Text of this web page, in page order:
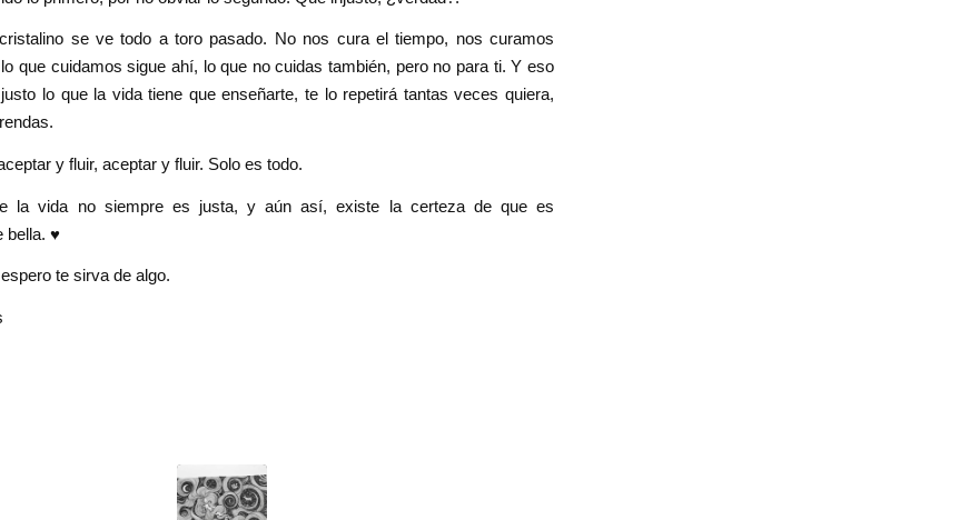
se ve todo a toro pasado. No nos cura el tiempo, nos curamos
que cuidamos sigue ahí, lo que no cuidas también, pero no para ti. Y eso
lo que la vida tiene que enseñarte, te lo repetirá tantas veces quiera,
y fluir, aceptar y fluir. Solo es todo.
la vida no siempre es justa, y aún así, existe la certeza de que es
bella. ♥️
te sirva de algo.